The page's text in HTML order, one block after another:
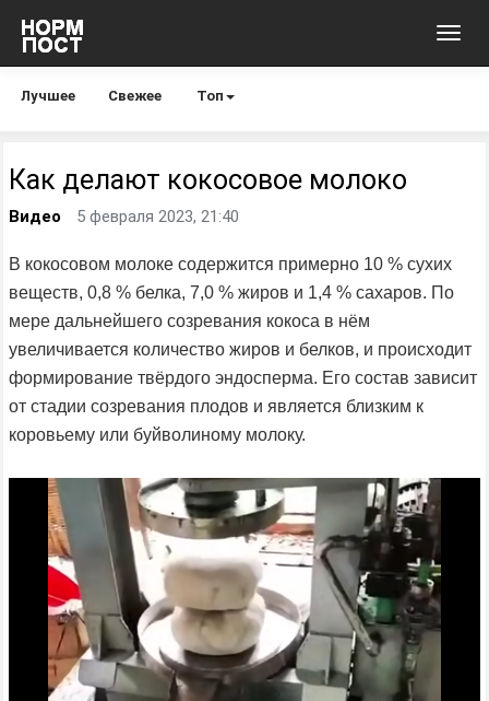
Лучшее Свежее Топ
Как делают кокосовое молоко
Видео 5 февраля 2023, 21:40
В кокосовом молоке содержится примерно 10 % сухих
веществ, 0,8 % белка, 7,0 % жиров и 1,4 % сахаров. По
мере дальнейшего созревания кокоса в нём
увеличивается количество жиров и белков, и происходит
формирование твёрдого эндосперма. Его состав зависит
от стадии созревания плодов и является близким к
коровьему или буйволиному молоку.